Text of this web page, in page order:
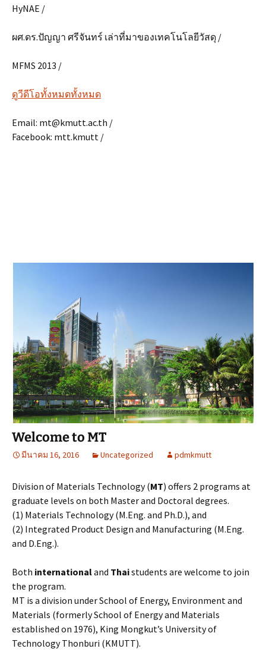
HyNAE /
ผศ.ดร.ปัญญา ศรีจันทร์ เล่าที่มาของเทคโนโลยีวัสดุ /
MFMS 2013 /
ดูวีดีโอทั้งหมดทั้งหมด
Email: mt@kmutt.ac.th /
Facebook: mtt.kmutt /
Welcome to MT
มีนาคม 16, 2016 Uncategorized pdmkmutt
Division of Materials Technology (MT) offers 2 programs at
graduate levels on both Master and Doctoral degrees.
(1) Materials Technology (M.Eng. and Ph.D.), and
(2) Integrated Product Design and Manufacturing (M.Eng.
and D.Eng.).
Both internationaland Thaistudents are welcome to join
the program.
MT is a division under School of Energy, Environment and
Materials (formerly School of Energy and Materials
established on 1976), King Mongkut’s University of
Technology Thonburi (KMUTT).